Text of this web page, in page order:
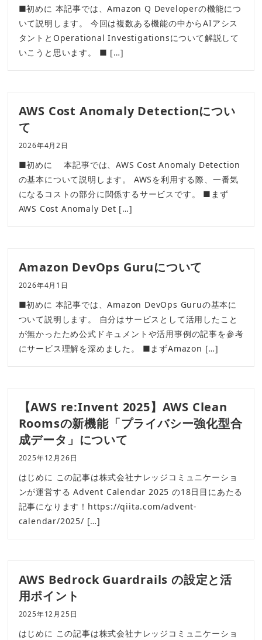
■初めに 本記事では、Amazon Q Developerの機能につ
いて説明します。 今回は複数ある機能の中からAIアシス
タントとOperational Investigationsについて解説して
いこうと思います。 ■ […]
AWS Cost Anomaly Detectionについ
て
2026年4月2日
■初めに 本記事では、AWS Cost Anomaly Detection
の基本について説明します。 AWSを利用する際、一番気
になるコストの部分に関係するサービスです。 ■まず
AWS Cost Anomaly Det […]
Amazon DevOps Guruについて
2026年4月1日
■初めに 本記事では、Amazon DevOps Guruの基本に
ついて説明します。 自分はサービスとして活用したこと
が無かったため公式ドキュメントや活用事例の記事を参考
にサービス理解を深めました。 ■まずAmazon […]
【AWS re:Invent 2025】AWS Clean
Roomsの新機能「プライバシー強化型合
成データ」について
2025年12月26日
はじめに この記事は株式会社ナレッジコミュニケーショ
ンが運営する Advent Calendar 2025 の18日目にあたる
記事になります！https://qiita.com/advent-
calendar/2025/ […]
AWS Bedrock Guardrails の設定と活
用ポイント
2025年12月25日
はじめに この記事は株式会社ナレッジコミュニケーショ